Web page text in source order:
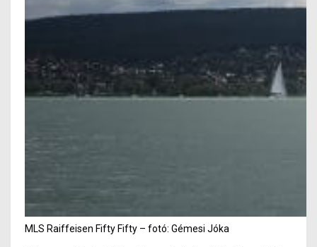
MLS Raiffeisen Fifty Fifty – fotó: Gémesi Jóka